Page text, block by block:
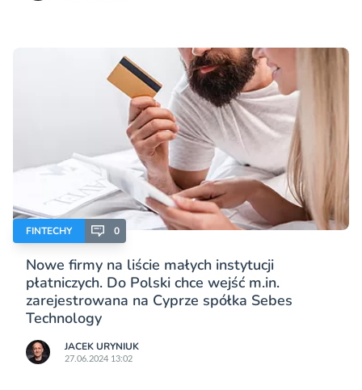
FINTECHY 0
Nowe firmy na liście małych instytucji
płatniczych. Do Polski chce wejść m.in.
zarejestrowana na Cyprze spółka Sebes
Technology
JACEK URYNIUK
27.06.2024 13:02